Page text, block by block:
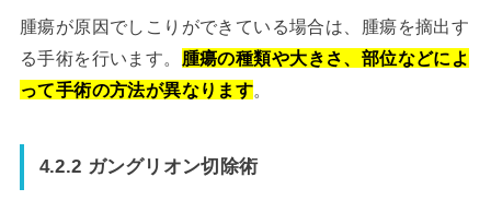
腫瘍が原因でしこりができている場合は、腫瘍を摘出す
る手術を行います。 腫瘍の種類や大きさ、部位などによ
って手術の方法が異なります。
4.2.2 ガングリオン切除術